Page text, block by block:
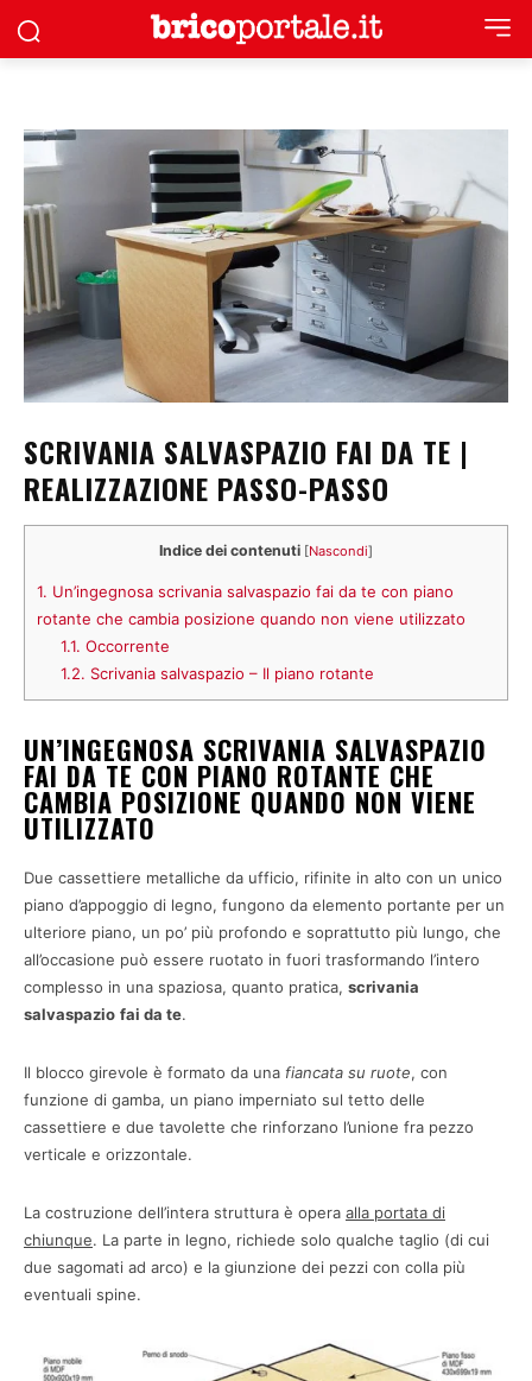
SCRIVANIA SALVASPAZIO FAI DA TE |
REALIZZAZIONE PASSO-PASSO
Indice dei contenuti [Nascondi]
1. Un’ingegnosa scrivania salvaspazio fai da te con piano
rotante che cambia posizione quando non viene utilizzato
1.1. Occorrente
1.2. Scrivania salvaspazio – Il piano rotante
UN’INGEGNOSA SCRIVANIA SALVASPAZIO
FAI DA TE CON PIANO ROTANTE CHE
CAMBIA POSIZIONE QUANDO NON VIENE
UTILIZZATO
Due cassettiere metalliche da ufficio, rifinite in alto con un unico
piano d’appoggio di legno, fungono da elemento portante per un
ulteriore piano, un po’ più profondo e soprattutto più lungo, che
all’occasione può essere ruotato in fuori trasformando l’intero
complesso in una spaziosa, quanto pratica, scrivania
salvaspazio fai da te.
Il blocco girevole è formato da una fiancata su ruote, con
funzione di gamba, un piano imperniato sul tetto delle
cassettiere e due tavolette che rinforzano l’unione fra pezzo
verticale e orizzontale.
La costruzione dell’intera struttura è opera alla portata di
chiunque. La parte in legno, richiede solo qualche taglio (di cui
due sagomati ad arco) e la giunzione dei pezzi con colla più
eventuali spine.